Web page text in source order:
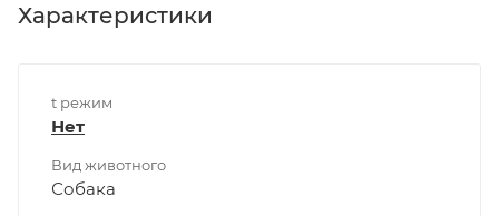
Характеристики
t режим
Нет
Вид животного
Собака